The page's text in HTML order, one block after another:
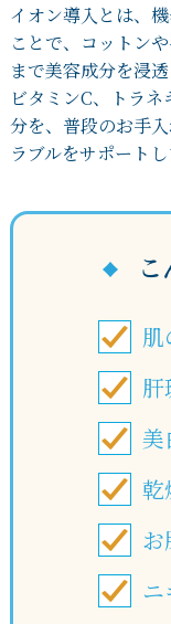
イオン導入とは、
ことで、コットン
まで美容成分を浸
ビタミンC、トラ
分を、普段のお手
ラブルをサポートし
肌
肝
美
乾
お